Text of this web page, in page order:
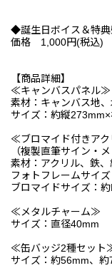
◆誕生日ボイス＆特
価格 1,000円(税込)
【商品詳細】
≪キャンバスパネル≫
素材：キャンバス地、
サイズ：約縦
≪ブロマイド付きア
（複製直筆サイン・
素材：アクリル、鉄、
フォトフレームサイ
ブロマイドサイズ：
≪メタルチャーム≫
サイズ：直径40mm
≪缶バッジ2種セット
サイズ：約56mm、約